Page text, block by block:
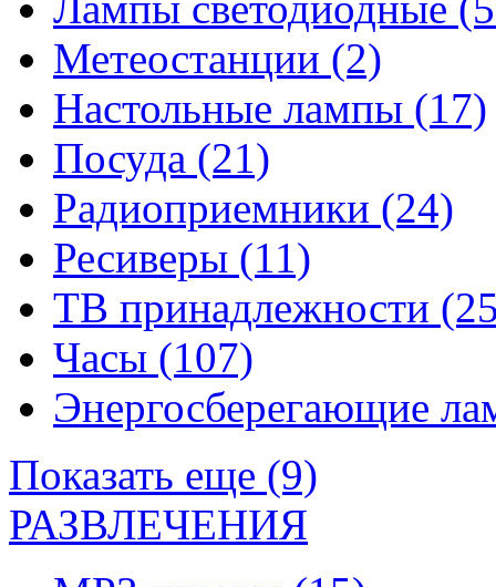
Метеостанции (2)
Настольные лампы (17)
Посуда (21)
Радиоприемники (24)
Ресиверы (11)
ТВ принадлежности
Часы (107)
Энергосберегающие
Показать еще (9)
РАЗВЛЕЧЕНИЯ